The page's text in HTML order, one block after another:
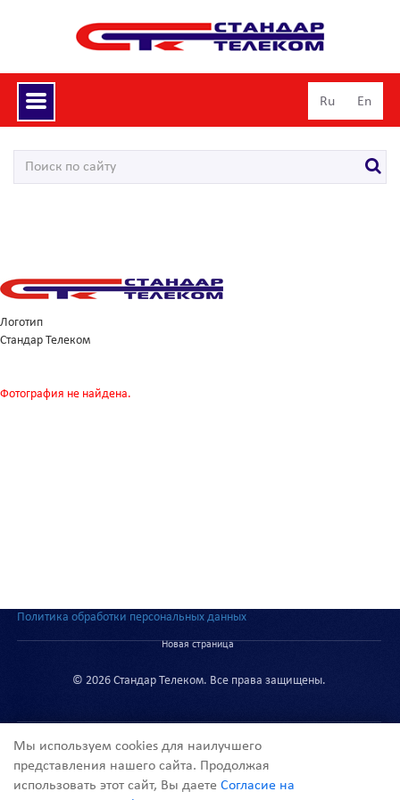
Toggle
navigation
Ru En
Логотип
Стандар Телеком
Фотография не найдена.
© 2026 Стандар Телеком. Все права защищены.
Политика обработки персональных данных
Новая страница
info@st-telecom.ru
Мы используем cookies для наилучшего
представления нашего сайта. Продолжая
использовать этот сайт, Вы даете Согласие на